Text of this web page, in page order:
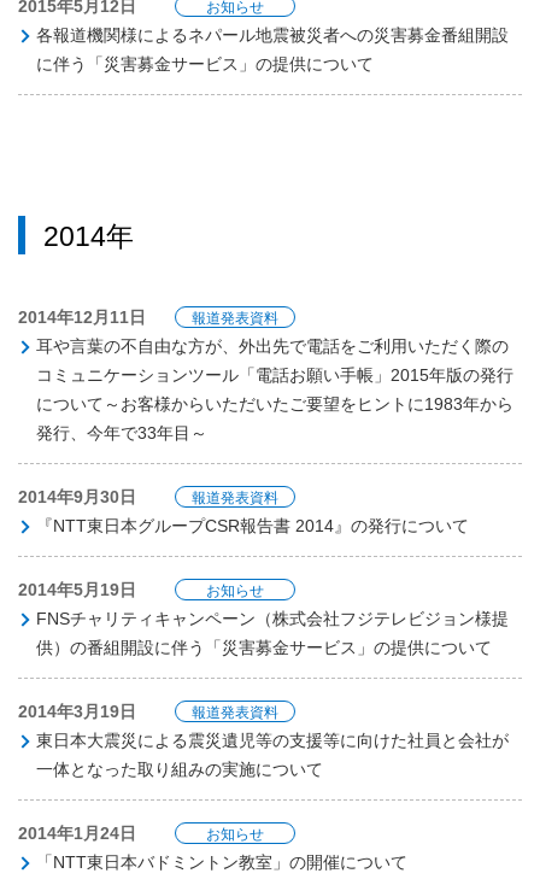
2015年5月12日 お知らせ
各報道機関様によるネパール地震被災者への災害募金番組開設
に伴う「災害募金サービス」の提供について
2014年
2014年12月11日 報道発表資料
耳や言葉の不自由な方が、外出先で電話をご利用いただく際の
コミュニケーションツール「電話お願い手帳」2015年版の発行
について～お客様からいただいたご要望をヒントに1983年から
発行、今年で33年目～
2014年9月30日 報道発表資料
『NTT東日本グループCSR報告書 2014』の発行について
2014年5月19日 お知らせ
FNSチャリティキャンペーン（株式会社フジテレビジョン様提
供）の番組開設に伴う「災害募金サービス」の提供について
2014年3月19日 報道発表資料
東日本大震災による震災遺児等の支援等に向けた社員と会社が
一体となった取り組みの実施について
2014年1月24日 お知らせ
「NTT東日本バドミントン教室」の開催について